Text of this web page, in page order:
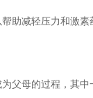
减轻压力和激素
母的过程，其中